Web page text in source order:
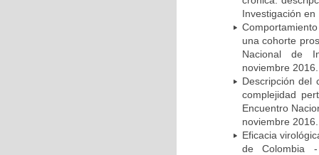
Investigación
una cohorte
Nacional de
noviembre 2016.
Descripción del
complejidad
Encuentro
noviembre 2016.
Eficacia
de Colombia